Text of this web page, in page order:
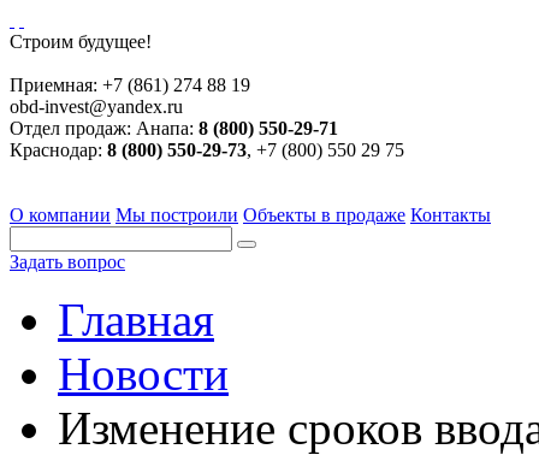
Строим будущее!
Приемная: +7 (861) 274 88 19
obd-invest@yandex.ru
Отдел продаж: Анапа: 8 (800) 550-29-71
Краснодар: 8 (800) 550-29-73, +7 (800) 550 29 75
О компании Мы построили Объекты в продаже Контакты
Задать вопрос
Главная
Новости
Изменение сроков